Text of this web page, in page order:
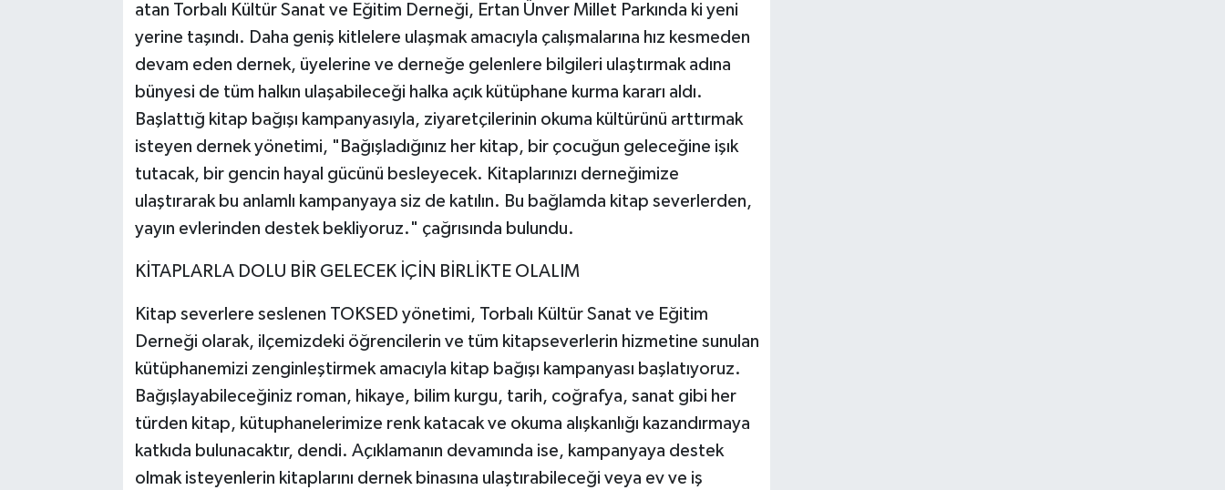
atan Torbalı Kültür Sanat ve Eğitim Derneği, Ertan Ünver Millet Parkında ki yeni
yerine taşındı. Daha geniş kitlelere ulaşmak amacıyla çalışmalarına hız kesmeden
devam eden dernek, üyelerine ve derneğe gelenlere bilgileri ulaştırmak adına
bünyesi de tüm halkın ulaşabileceği halka açık kütüphane kurma kararı aldı.
Başlattığ kitap bağışı kampanyasıyla, ziyaretçilerinin okuma kültürünü arttırmak
isteyen dernek yönetimi, "Bağışladığınız her kitap, bir çocuğun geleceğine işık
tutacak, bir gencin hayal gücünü besleyecek. Kitaplarınızı derneğimize
ulaştırarak bu anlamlı kampanyaya siz de katılın. Bu bağlamda kitap severlerden,
yayın evlerinden destek bekliyoruz." çağrısında bulundu.
KİTAPLARLA DOLU BİR GELECEK İÇİN BİRLİKTE OLALIM
Kitap severlere seslenen TOKSED yönetimi, Torbalı Kültür Sanat ve Eğitim
Derneği olarak, ilçemizdeki öğrencilerin ve tüm kitapseverlerin hizmetine sunulan
kütüphanemizi zenginleştirmek amacıyla kitap bağışı kampanyası başlatıyoruz.
Bağışlayabileceğiniz roman, hikaye, bilim kurgu, tarih, coğrafya, sanat gibi her
türden kitap, kütuphanelerimize renk katacak ve okuma alışkanlığı kazandırmaya
katkıda bulunacaktır, dendi. Açıklamanın devamında ise, kampanyaya destek
olmak isteyenlerin kitaplarını dernek binasına ulaştırabileceği veya ev ve iş